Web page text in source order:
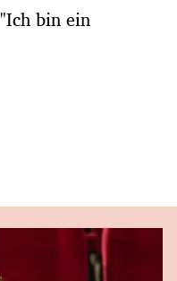
bin ein